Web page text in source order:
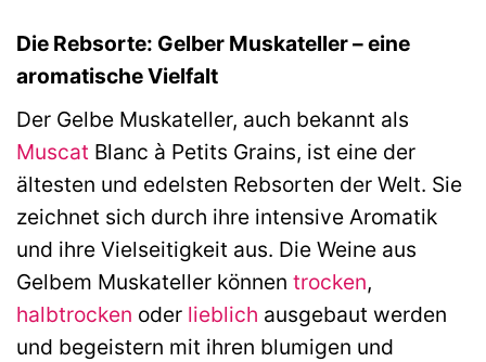
Die Rebsorte: Gelber Muskateller – eine
aromatische Vielfalt
Der Gelbe Muskateller, auch bekannt als
Muscat Blanc à Petits Grains, ist eine der
ältesten und edelsten Rebsorten der Welt. Sie
zeichnet sich durch ihre intensive Aromatik
und ihre Vielseitigkeit aus. Die Weine aus
Gelbem Muskateller können trocken,
halbtrocken oder lieblich ausgebaut werden
und begeistern mit ihren blumigen und